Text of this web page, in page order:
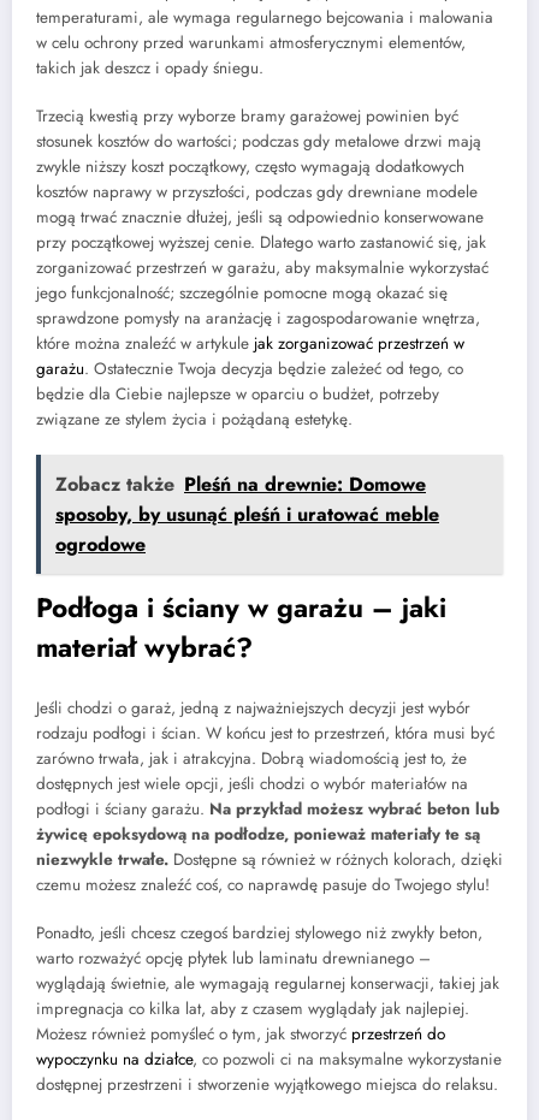
temperaturami, ale wymaga regularnego bejcowania i malowania
w celu ochrony przed warunkami atmosferycznymi elementów,
takich jak deszcz i opady śniegu.
Trzecią kwestią przy wyborze bramy garażowej powinien być
stosunek kosztów do wartości; podczas gdy metalowe drzwi mają
zwykle niższy koszt początkowy, często wymagają dodatkowych
kosztów naprawy w przyszłości, podczas gdy drewniane modele
mogą trwać znacznie dłużej, jeśli są odpowiednio konserwowane
przy początkowej wyższej cenie. Dlatego warto zastanowić się, jak
zorganizować przestrzeń w garażu, aby maksymalnie wykorzystać
jego funkcjonalność; szczególnie pomocne mogą okazać się
sprawdzone pomysły na aranżację i zagospodarowanie wnętrza,
które można znaleźć w artykule jak zorganizować przestrzeń w
garażu. Ostatecznie Twoja decyzja będzie zależeć od tego, co
będzie dla Ciebie najlepsze w oparciu o budżet, potrzeby
związane ze stylem życia i pożądaną estetykę.
Zobacz także Pleśń na drewnie: Domowe
sposoby, by usunąć pleśń i uratować meble
ogrodowe
Podłoga i ściany w garażu – jaki
materiał wybrać?
Jeśli chodzi o garaż, jedną z najważniejszych decyzji jest wybór
rodzaju podłogi i ścian. W końcu jest to przestrzeń, która musi być
zarówno trwała, jak i atrakcyjna. Dobrą wiadomością jest to, że
dostępnych jest wiele opcji, jeśli chodzi o wybór materiałów na
podłogi i ściany garażu. Na przykład możesz wybrać beton lub
żywicę epoksydową na podłodze, ponieważ materiały te są
niezwykle trwałe. Dostępne są również w różnych kolorach, dzięki
czemu możesz znaleźć coś, co naprawdę pasuje do Twojego stylu!
Ponadto, jeśli chcesz czegoś bardziej stylowego niż zwykły beton,
warto rozważyć opcję płytek lub laminatu drewnianego –
wyglądają świetnie, ale wymagają regularnej konserwacji, takiej jak
impregnacja co kilka lat, aby z czasem wyglądały jak najlepiej.
Możesz również pomyśleć o tym, jak stworzyć przestrzeń do
wypoczynku na działce, co pozwoli ci na maksymalne wykorzystanie
dostępnej przestrzeni i stworzenie wyjątkowego miejsca do relaksu.